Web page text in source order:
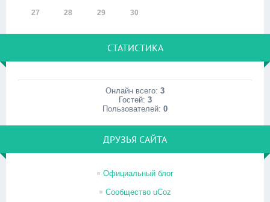
27 28 29 30
СТАТИСТИКА
Онлайн всего: 3
Гостей: 3
Пользователей: 0
ДРУЗЬЯ САЙТА
Официальный блог
Сообщество uCoz